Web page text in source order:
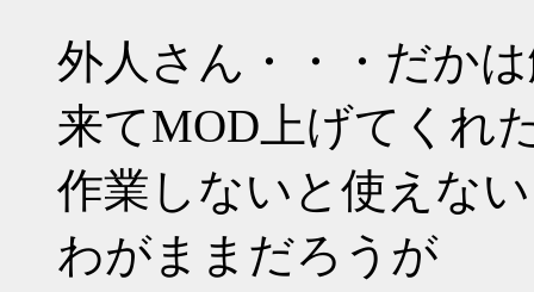
外人さん・・・だか
来てMOD上げてくれ
作業しないと使えな
わがままだろうが